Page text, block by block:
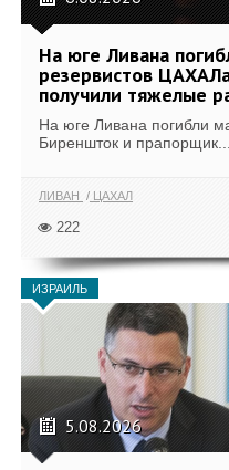
На юге Ливана
резервистов
получили тяжелые
На юге Ливана погибли
Биреншток и прапорщик...
ЛИВАН ЦАХАЛ
222
ИЗРАИЛЬ
5.08.2026